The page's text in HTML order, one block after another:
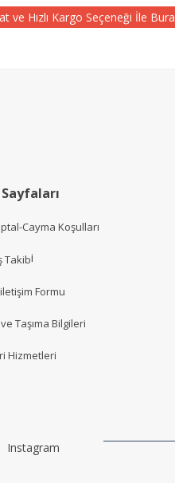
Hızlı Kargo Seçeneği İle
Cayma Koşulları
Takibi
Formu
Taşıma Bilgileri
Hizmetleri
Instagram